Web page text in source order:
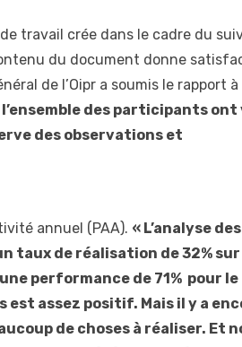
travail crée dans le cadre du
du document donne
de l’Oipr a soumis le rapport à
des participants ont
des observations et
annuel (PAA). « L’analyse des
taux de réalisation de 32% sur
performance de 71% pour le
assez positif. Mais il y a
de choses à réaliser. Et